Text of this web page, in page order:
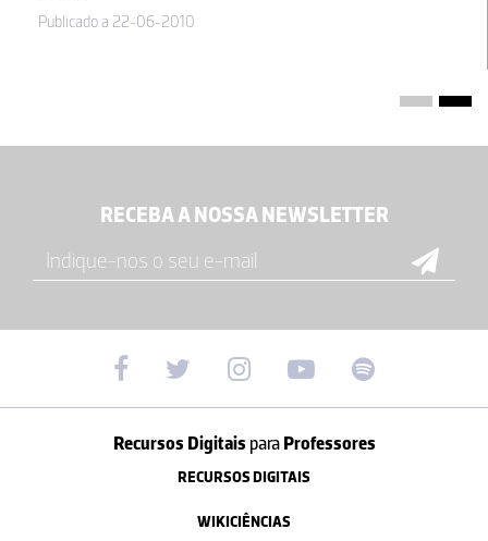
Publicado a 22-06-2010
RECEBA A NOSSA NEWSLETTER
Recursos Digitais paraProfessores
RECURSOS DIGITAIS
WIKICIÊNCIAS